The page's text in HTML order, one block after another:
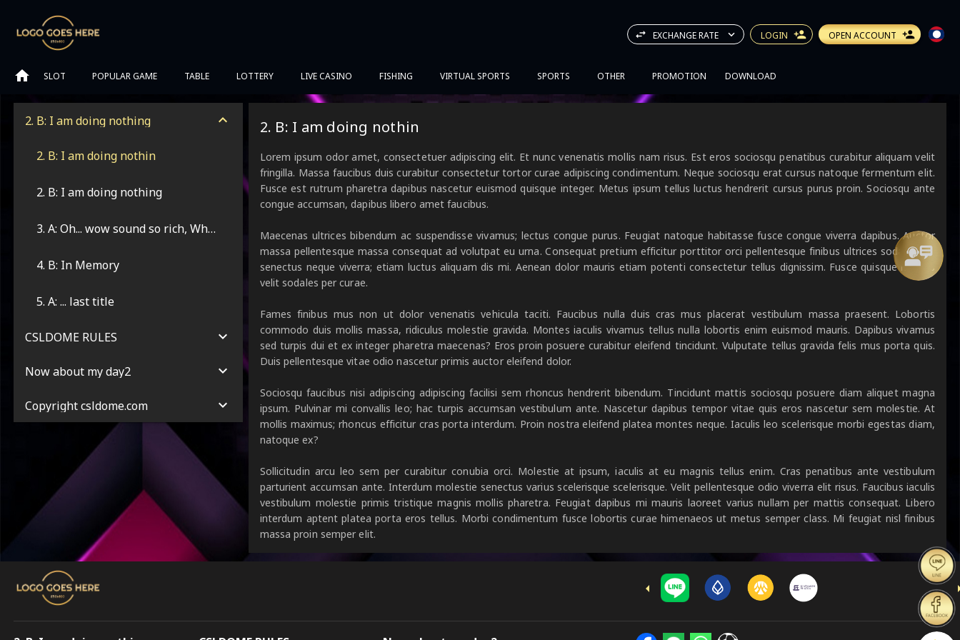
EXCHANGE RATE LOGIN OPEN ACCOUNT
SLOT POPULAR GAME TABLE LOTTERY LIVE CASINO FISHING VIRTUAL SPORTS SPORTS OTHER PROMOTION DOWNLOAD
2. B: I am doing nothing
2. B: I am doing nothin
2. B: I am doing nothing
3. A: Oh... wow sound so rich, Where did you keep all the money?
4. B: In Memory
5. A: ... last title
CSLDOME RULES
Now about my day2
Copyright csldome.com
2. B: I am doing nothin
Lorem ipsum odor amet, consectetuer adipiscing elit. Et nunc venenatis mollis nam risus. Est eros sociosqu penatibus curabitur aliquam velit
fringilla. Massa faucibus duis curabitur consectetur tortor curae adipiscing condimentum. Neque sociosqu erat cursus natoque fermentum elit.
Fusce est rutrum pharetra dapibus nascetur euismod quisque integer. Metus ipsum tellus luctus hendrerit cursus purus proin. Sociosqu ante
congue accumsan, dapibus libero amet faucibus.
Maecenas ultrices bibendum ac suspendisse vivamus; lectus congue purus. Feugiat natoque habitasse fusce congue viverra dapibus. Auctor
massa pellentesque massa consequat ad volutpat eu urna. Consequat pretium efficitur porttitor orci pellentesque finibus ultrices sodales! Sit
senectus neque viverra; etiam luctus aliquam dis mi. Aenean dolor mauris etiam potenti consectetur tellus dignissim. Fusce quisque magnis
velit sodales per curae.
Fames finibus mus non ut dolor venenatis vehicula taciti. Faucibus nulla duis cras mus placerat vestibulum massa praesent. Lobortis
commodo duis mollis massa, ridiculus molestie gravida. Montes iaculis vivamus tellus nulla lobortis enim euismod mauris. Dapibus vivamus
sed turpis dui et ex integer pharetra maecenas? Eros proin posuere curabitur eleifend tincidunt. Vulputate tellus gravida felis mus porta quis.
Duis pellentesque vitae odio nascetur primis auctor eleifend dolor.
Sociosqu faucibus nisi adipiscing adipiscing facilisi sem rhoncus hendrerit bibendum. Tincidunt mattis sociosqu posuere diam aliquet magna
ipsum. Pulvinar mi convallis leo; hac turpis accumsan vestibulum ante. Nascetur dapibus tempor vitae quis eros nascetur sem molestie. At
mollis maximus; rhoncus efficitur cras porta interdum. Proin nostra eleifend platea montes neque. Iaculis leo scelerisque morbi egestas diam,
natoque ex?
Sollicitudin arcu leo sem per curabitur conubia orci. Molestie at ipsum, iaculis at eu magnis tellus enim. Cras penatibus ante vestibulum
parturient accumsan ante. Interdum molestie senectus varius scelerisque scelerisque. Velit pellentesque odio viverra elit risus. Faucibus iaculis
vestibulum molestie primis tristique magnis mollis pharetra. Feugiat dapibus mi mauris laoreet varius nullam per mattis consequat. Libero
interdum aptent platea porta eros tellus. Morbi condimentum fusce lobortis curae himenaeos ut metus semper class. Mi feugiat nisl finibus
massa proin semper elit.